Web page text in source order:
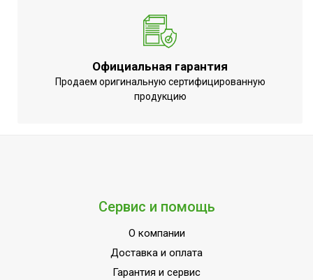
Официальная гарантия
Продаем оригинальную сертифицированную
продукцию
Сервис и помощь
О компании
Доставка и оплата
Гарантия и сервис